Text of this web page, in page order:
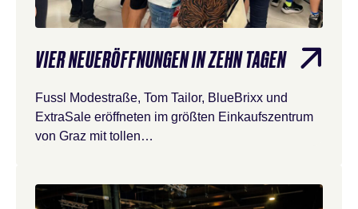
VIER NEUERÖFFNUNGEN IN ZEHN TAGEN
Fussl Modestraße, Tom Tailor, BlueBrixx und
ExtraSale eröffneten im größten Einkaufszentrum
von Graz mit tollen…